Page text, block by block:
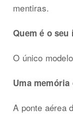
mentiras.
Quem é o seu
O único
Uma memória
A ponte aérea